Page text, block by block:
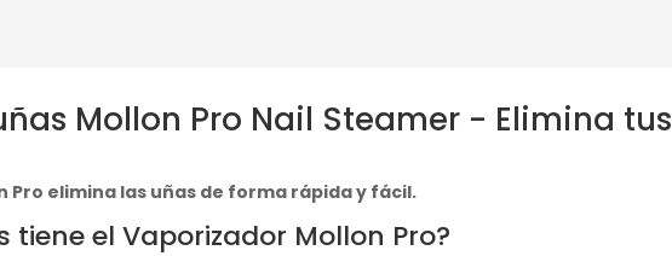
Mollon Pro Nail Steamer - Elimina tus
Pro elimina las uñas de forma rápida y fácil.
tiene el Vaporizador Mollon Pro?